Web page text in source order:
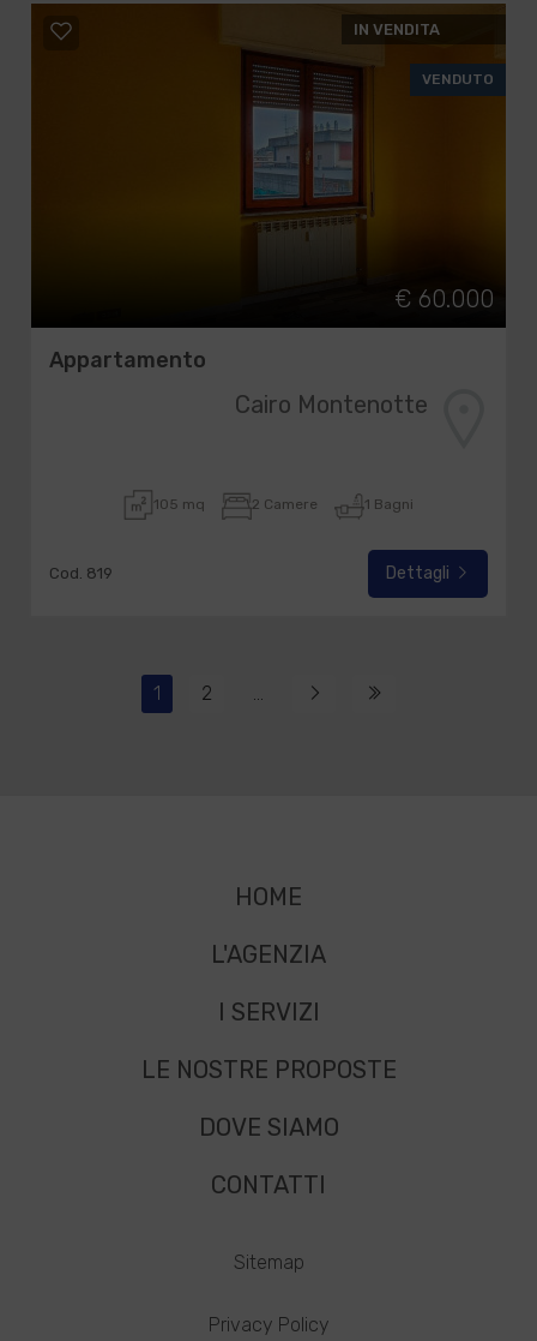
IN VENDITA
VENDUTO
€ 60.000
Appartamento
Cairo Montenotte
105 mq 2 Camere 1 Bagni
Cod. 819 Dettagli
1 2 ...
HOME
L'AGENZIA
I SERVIZI
LE NOSTRE PROPOSTE
DOVE SIAMO
CONTATTI
Sitemap
Privacy Policy